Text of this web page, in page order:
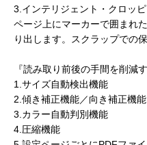
3.インテリジェント・クロッ
ページ上にマーカーで囲まれ
り出します。スクラップでの
『読み取り前後の手間を削減
1.サイズ自動検出機能
2.傾き補正機能／向き補正機能
3.カラー自動判別機能
4.圧縮機能